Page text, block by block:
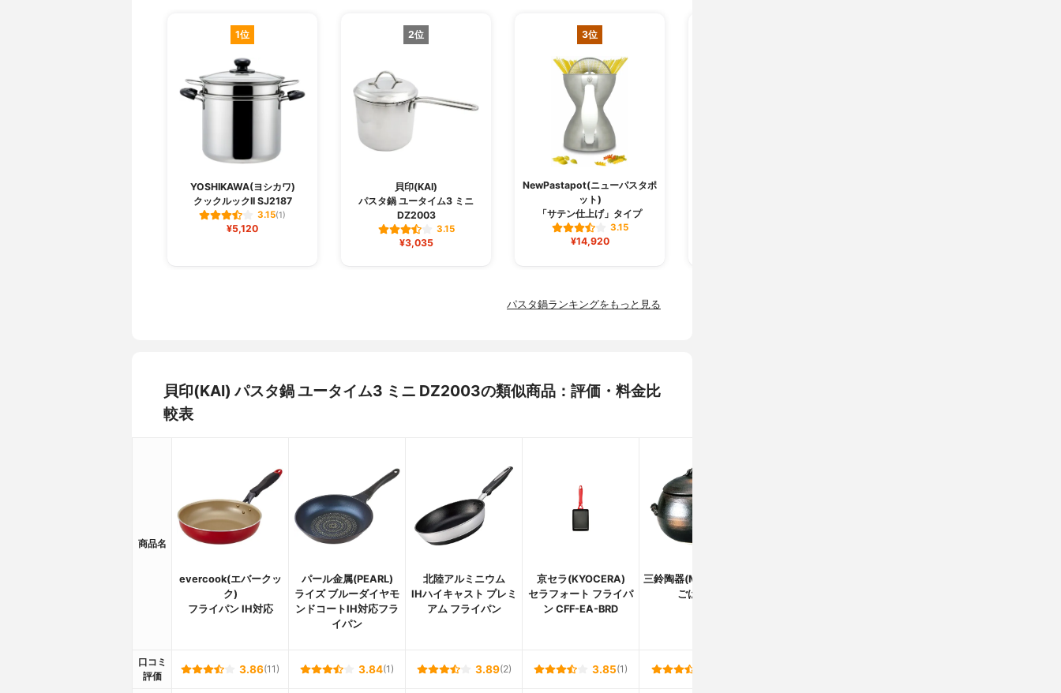
1位
YOSHIKAWA(ヨシカワ)
クックルックII SJ2187
3.15(1)
¥5,120
2位
貝印(KAI)
パスタ鍋 ユータイム3 ミニ
DZ2003
3.15
¥3,035
3位
NewPastapot(ニューパスタポ
ット)
「サテン仕上げ」タイプ
3.15
¥14,920
パスタ鍋ランキングをもっと見る
貝印(KAI) パスタ鍋 ユータイム3 ミニ DZ2003の類似商品：評価・料金比
較表
商品名
evercook(エバークッ
ク)
フライパン IH対応
パール金属(PEARL)
ライズ ブルーダイヤモ
ンドコートIH対応フラ
イパン
北陸アルミニウム
IHハイキャスト プレミ
アム フライパン
京セラ(KYOCERA)
セラフォート フライパ
ン CFF-EA-BRD
三鈴陶器(Misuzutouki)
ごはん鍋
口コミ
評価
3.86(11) 3.84(1) 3.89(2) 3.85(1)